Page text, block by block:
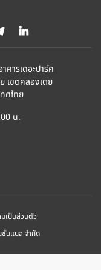
คารเดอะปาร์ค
เขตคลองเตย
ศไทย
น.
มเป็นส่วนตัว
นแนล จำกัด